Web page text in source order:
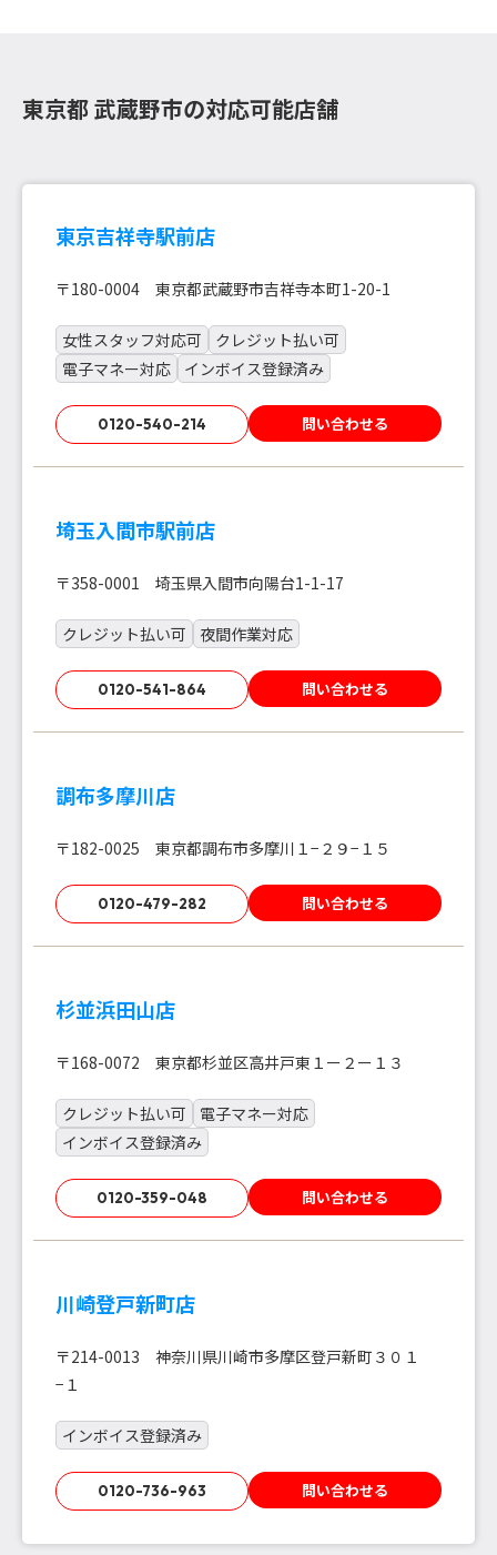
東京都 武蔵野市の対応可能店舗
東京吉祥寺駅前店
〒180-0004 東京都武蔵野市吉祥寺本町1-20-1
女性スタッフ対応可
クレジット払い可
電子マネー対応
インボイス登録済み
0120-540-214 問い合わせる
埼玉入間市駅前店
〒358-0001 埼玉県入間市向陽台1-1-17
クレジット払い可 夜間作業対応
0120-541-864 問い合わせる
調布多摩川店
〒182-0025 東京都調布市多摩川１−２９−１５
0120-479-282 問い合わせる
杉並浜田山店
〒168-0072 東京都杉並区高井戸東１ー２ー１３
クレジット払い可
電子マネー対応
インボイス登録済み
0120-359-048 問い合わせる
川崎登戸新町店
〒214-0013 神奈川県川崎市多摩区登戸新町３０１
−１
インボイス登録済み
0120-736-963 問い合わせる